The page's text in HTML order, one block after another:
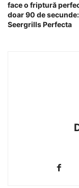
face o friptură
doar 90 de secunde:
Seergrills Perfecta